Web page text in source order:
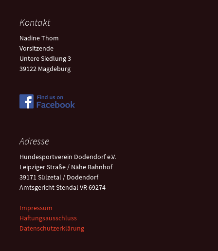
Kontakt
Nadine Thom
Vorsitzende
Untere Siedlung 3
39122 Magdeburg
Adresse
Hundesportverein Dodendorf e.V.
Leipziger Straße / Nähe Bahnhof
39171 Sülzetal / Dodendorf
Amtsgericht Stendal VR 69274
Impressum
Haftungsausschluss
Datenschutzerklärung